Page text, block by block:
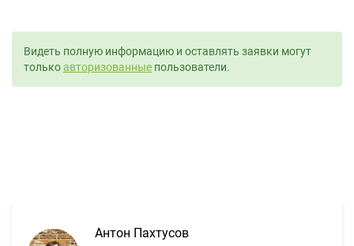
Видеть полную информацию и оставлять заявки могут
толькоавторизованные пользователи.
Антон Пахтусов